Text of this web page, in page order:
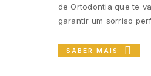
de Ortodontia que te
garantir um sorriso
SABER MAIS